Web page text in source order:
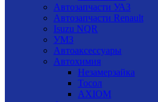
Автозапчасти УАЗ
Автозапчасти Renault
Isuzu NQR
УМЗ
Автоаксессуары
Автохимия
Незамерзайка
Тосол
AXIOM